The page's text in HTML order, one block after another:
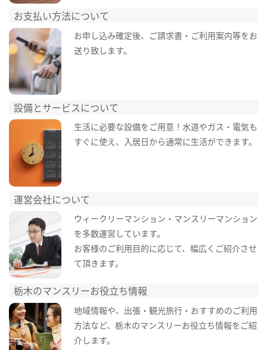
お支払い方法について
お申し込み確定後、ご請求書・ご利用案内等をお
送り致します。
設備とサービスについて
生活に必要な設備をご用意！水道やガス・電気も
すぐに使え、入居日から通常に生活ができます。
運営会社について
ウィークリーマンション・マンスリーマンション
を多数運営しています。
お客様のご利用目的に応じて、幅広くご紹介させ
て頂きます。
栃木のマンスリーお役立ち情報
地域情報や、出張・観光旅行・おすすめのご利用
方法など、栃木のマンスリーお役立ち情報をご紹
介します。